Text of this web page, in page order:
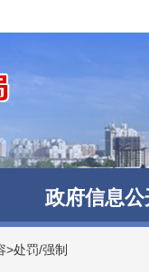
政府信息公
>处罚/强制